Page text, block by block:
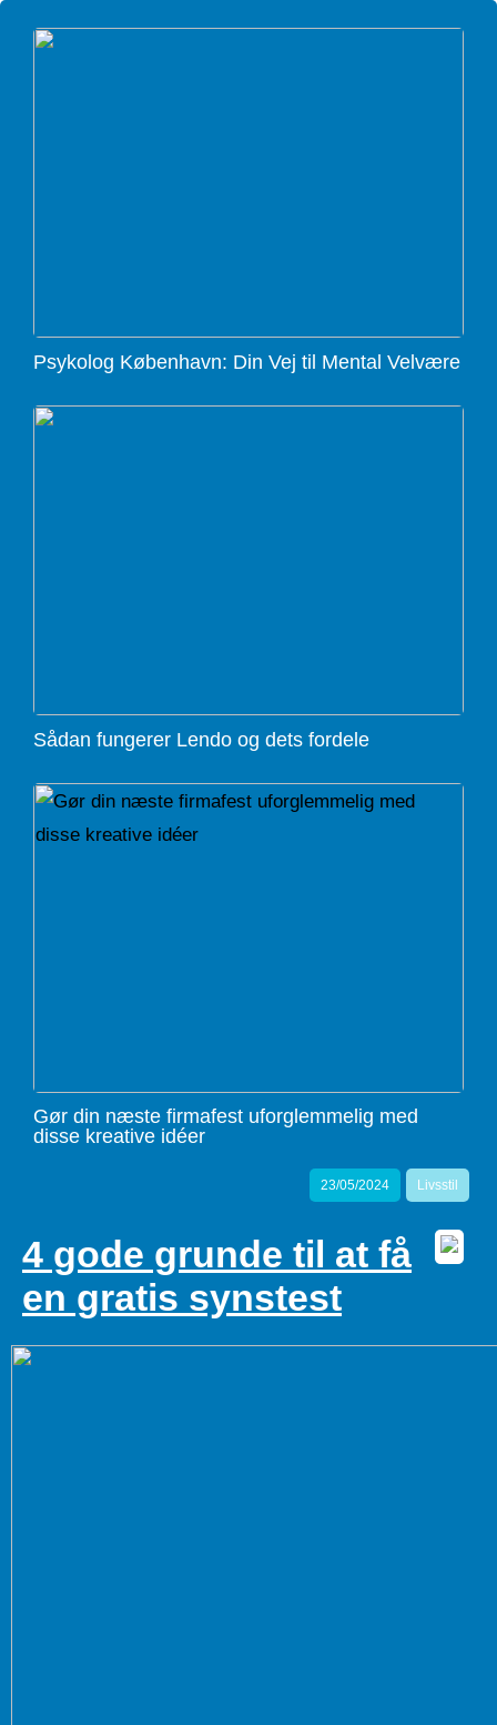
Psykolog København: Din Vej til Mental Velvære
Sådan fungerer Lendo og dets fordele
Gør din næste firmafest uforglemmelig med
disse kreative idéer
23/05/2024 Livsstil
4 gode grunde til at få
en gratis synstest